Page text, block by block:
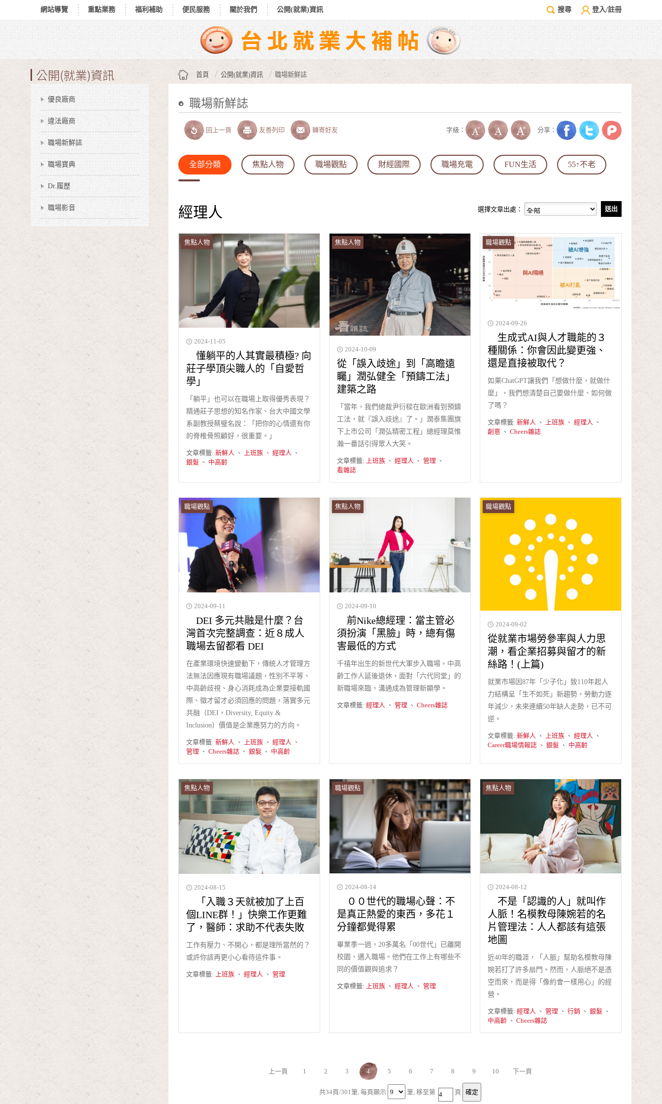
跳到主要內容區塊
網站導覽 重點業務 福利補助 便民服務 關於我們 公開(就業)資訊 搜尋 登入/註冊
公開(就業)資訊
優良廠商
違法廠商
職場新鮮誌
職場寶典
Dr.履歷
職場影音
首頁 公開(就業)資訊 職場新鮮誌
職場新鮮誌
回上一頁 友善列印 轉寄好友 字級： 分享：
全部分類 焦點人物 職場觀點 財經國際 職場充電 FUN生活 55↑不老
經理人 選擇文章出處：
焦點人物
2024-11-05
懂躺平的人其實最積極? 向
莊子學頂尖職人的「自愛哲
學」
「躺平」也可以在職場上取得優秀表現？
精通莊子思想的知名作家、台大中國文學
系副教授蔡璧名說：「把你的心情還有你
的脊椎骨照顧好，很重要。」
文章標籤: 新鮮人 、 上班族 、 經理人
、
銀髮 、 中高齡
焦點人物
2024-10-09
從「誤入歧途」到「高瞻遠
矚」潤弘健全「預鑄工法」
建築之路
「當年，我們總裁尹衍樑在歐洲看到預鑄
工法，就『誤入歧途』了。」潤泰集團旗
下上市公司「潤弘精密工程」總經理莫惟
瀚一番話引得眾人大笑。
文章標籤: 上班族 、 經理人 、 管理 、
看雜誌
職場觀點
2024-09-26
生成式AI與人才職能的３
種關係：你會因此變更強、
還是直接被取代？
如果ChatGPT讓我們「想做什麼，就做什
麼」，我們想清楚自己要做什麼、如何做
了嗎？
文章標籤: 新鮮人 、 上班族 、 經理人 、
創意 、 Cheers雜誌
職場觀點
2024-09-11
DEI 多元共融是什麼？台
灣首次完整調查：近８成人
職場去留都看 DEI
在產業環境快速變動下，傳統人才管理方
法無法因應現有職場議題，性別不平等、
中高齡歧視、身心消耗成為企業要接軌國
際、徵才留才必須回應的問題，落實多元
共融（DEI，Diversity, Equity &
Inclusion）價值是企業應努力的方向。
文章標籤: 新鮮人 、 上班族 、 經理人
、
管理 、 Cheers雜誌 、 銀髮 、 中高齡
焦點人物
2024-09-10
前Nike總經理：當主管必
須扮演「黑臉」時，總有傷
害最低的方式
千禧年出生的新世代大軍步入職場，中高
齡工作人延後退休，面對「六代同堂」的
新職場來臨，溝通成為管理新顯學。
文章標籤: 經理人 、 管理 、 Cheers雜誌
職場觀點
2024-09-02
從就業市場勞參率與人力思
潮，看企業招募與留才的新
絲路！(上篇)
就業市場因87年「少子化」致110年起人
力結構呈「生不如死」新趨勢，勞動力逐
年減少，未來連續50年缺人走勢，已不可
逆。
文章標籤: 新鮮人 、 上班族 、 經理人 、
Career職場情報誌 、 銀髮 、 中高齡
焦點人物
2024-08-15
「入職３天就被加了上百
個LINE群！」快樂工作更難
了，醫師：求助不代表失敗
工作有壓力、不開心，都是理所當然的？
或許你該再更小心看待這件事。
文章標籤: 上班族 、 經理人 、 管理
職場觀點
2024-08-14
００世代的職場心聲：不
是真正熱愛的東西，多花１
分鐘都覺得累
畢業季一過，20多萬名「00世代」已離開
校園、邁入職場。他們在工作上有哪些不
同的價值觀與追求？
文章標籤: 上班族 、 經理人 、 管理
焦點人物
2024-08-12
不是「認識的人」就叫作
人脈！名模教母陳婉若的名
片管理法：人人都該有這張
地圖
近40年的職涯，「人脈」幫助名模教母陳
婉若打了許多扇門。然而，人脈絕不是憑
空而來，而是得「像約會一樣用心」的經
營。
文章標籤: 經理人 、 管理 、 行銷 、 銀髮 、
中高齡 、 Cheers雜誌
上一頁 1 2 3 4 5 6 7 8 9 10 下一頁
共34頁/301筆, 每頁顯示 筆, 移至第 頁